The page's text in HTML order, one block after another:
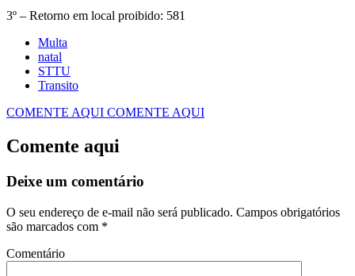
3º – Retorno em local proibido: 581
Multa
natal
STTU
Transito
COMENTE AQUI COMENTE AQUI
Comente aqui
Deixe um comentário
O seu endereço de e-mail não será publicado. Campos obrigatórios
são marcados com *
Comentário